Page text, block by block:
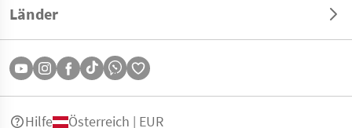
Länder
Hilfe Österreich | EUR